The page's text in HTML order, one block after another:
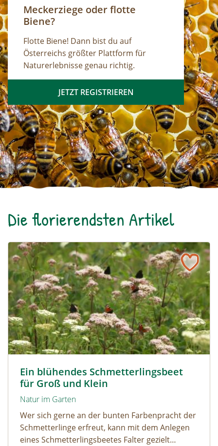
Meckerziege oder flotte
Biene?
Flotte Biene! Dann bist du auf
Österreichs größter Plattform für
Naturerlebnisse genau richtig.
JETZT REGISTRIEREN
Die florierendsten Artikel
Ein blühendes Schmetterlingsbeet
für Groß und Klein
Natur im Garten
Wer sich gerne an der bunten Farbenpracht der
Schmetterlinge erfreut, kann mit dem Anlegen
eines Schmetterlingsbeetes Falter gezielt
Ein blühendes Schmetterlingsbeet für Groß und Klein